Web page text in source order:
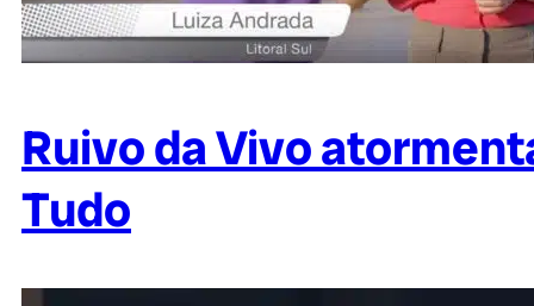
Ruivo da Vivo
Tudo